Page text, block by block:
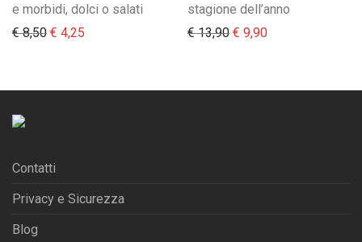
e morbidi, dolci o salati
€8,50 Il prezzo originale era: € 8,50.
€ 4,25 Il prezzo attuale è: € 4,25.
stagione dell’anno
€13,90 Il prezzo originale era:
€ 9,90Il prezzo attuale
Contatti
Privacy e Sicurezza
Blog